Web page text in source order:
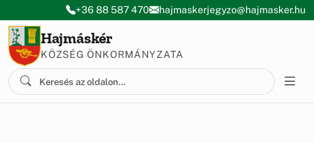
Ugrás a menüre
Ugrás a tartalomra
+36 88 587 470 hajmaskerjegyzo@hajmasker.hu
Hajmáskér
KÖZSÉG ÖNKORMÁNYZATA